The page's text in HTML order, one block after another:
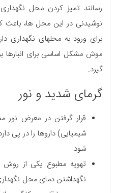
رسانند تمیز کردن محل
نوشیدنی در این محل ها،
برای ورود به محل­های نگهداری
موش مشکل اساسی برای انبارها
گیرد.
گرمای شدید و نور
قرار گرفتن در معرض نور
شیمیایی) داروها را در پی
شود.
تهویه مطبوع یکی از روش
نگهداشتن دمای محل